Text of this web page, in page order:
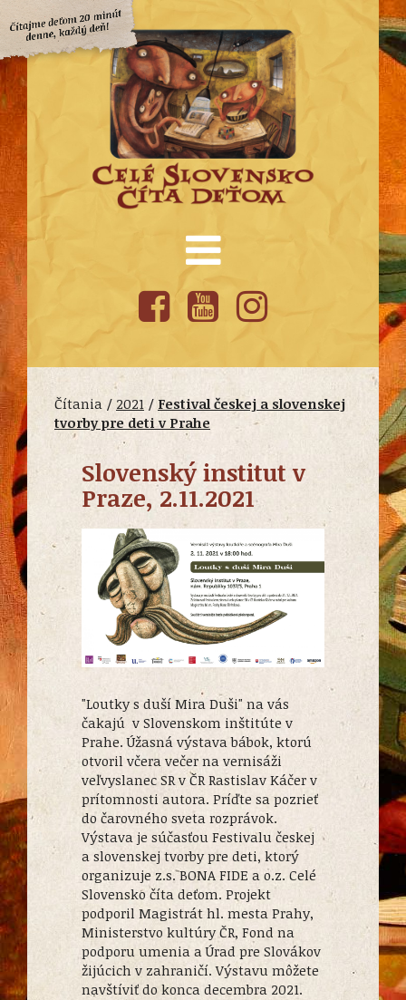
Čítania / 2021 / Festival českej a slovenskej
tvorby pre deti v Prahe
Slovenský institut v
Praze, 2.11.2021
"Loutky s duší Mira Duši" na vás
čakajú v Slovenskom inštitúte v
Prahe. Úžasná výstava bábok, ktorú
otvoril včera večer na vernisáži
veľvyslanec SR v ČR Rastislav Káčer v
prítomnosti autora. Príďte sa pozrieť
do čarovného sveta rozprávok.
Výstava je súčasťou Festivalu českej
a slovenskej tvorby pre deti, ktorý
organizuje z.s. BONA FIDE a o.z. Celé
Slovensko číta deťom. Projekt
podporil Magistrát hl. mesta Prahy,
Ministerstvo kultúry ČR, Fond na
podporu umenia a Úrad pre Slovákov
žijúcich v zahraničí. Výstavu môžete
navštíviť do konca decembra 2021.